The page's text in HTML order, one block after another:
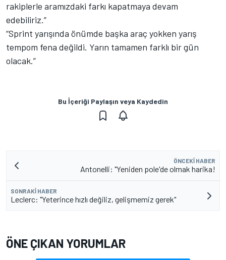
rakiplerle aramızdaki farkı kapatmaya devam
edebiliriz.”
“Sprint yarışında önümde başka araç yokken yarış
tempom fena değildi. Yarın tamamen farklı bir gün
olacak.”
Bu İçeriği Paylaşın veya Kaydedin
ÖNCEKI HABER
Antonelli: "Yeniden pole'de olmak harika!
SONRAKI HABER
Leclerc: "Yeterince hızlı değiliz, gelişmemiz gerek"
ÖNE ÇIKAN YORUMLAR